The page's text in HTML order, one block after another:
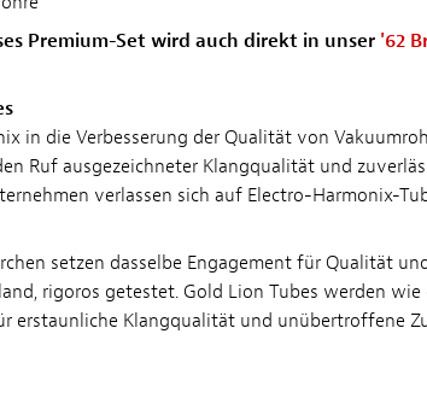
Premium-Set wird auch direkt in unser '62
in die Verbesserung der Qualität von
Ruf ausgezeichneter Klangqualität und
verlassen sich auf Electro-Harmonix-
setzen dasselbe Engagement für Qualität
rigoros getestet. Gold Lion Tubes werden
erstaunliche Klangqualität und unübertroffene